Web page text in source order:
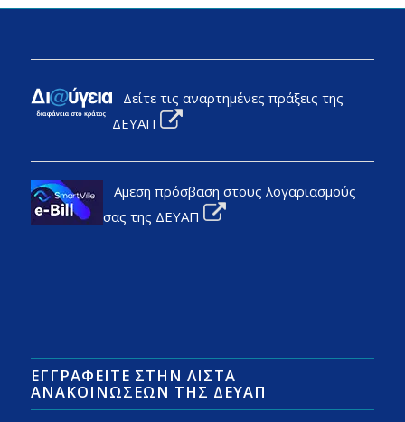
Δείτε τις αναρτημένες πράξεις της
ΔΕΥΑΠ
Αμεση πρόσβαση στους λογαριασμούς
σας της ΔΕΥΑΠ
ΕΓΓΡΑΦΕΊΤΕ ΣΤΗΝ ΛΊΣΤΑ
ΑΝΑΚΟΙΝΏΣΕΩΝ ΤΗΣ ΔΕΥΑΠ